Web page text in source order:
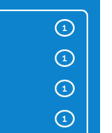
1
1
1
1